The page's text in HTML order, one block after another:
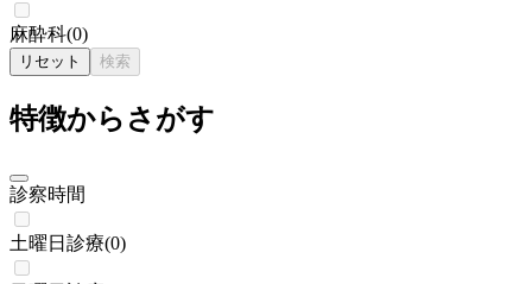
麻酔科(0)
リセット 検索
特徴からさがす
診察時間
土曜日診療(0)